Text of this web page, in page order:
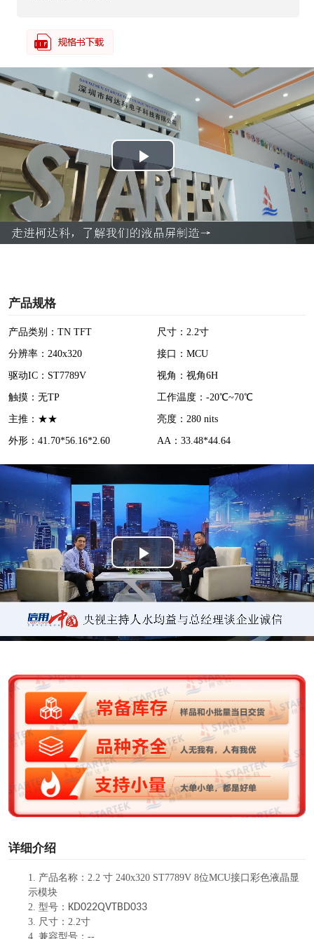
P
l
a
产品规格
产品类别：TN TFT
尺寸：2.2寸
分辨率：240x320
接口：MCU
驱动IC：ST7789V
视角：视角6H
触摸：无TP
工作温度：-20℃~70℃
主推：★★
亮度：280 nits
外形：41.70*56.16*2.60
AA：33.48*44.64
P
l
a
V
i
d
e
o
详细介绍
1. 产品名称： 2.2 寸 240x320 ST7789V 8位MCU接口彩色液晶显
示模块
2. 型号： KD022QVTBD033
3. 尺寸： 2.2寸
4. 兼容型号： --